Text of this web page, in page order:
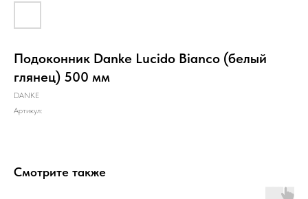
Подоконник Danke Lucido Bianco (белый
глянец) 500 мм
DANKE
Артикул:
Смотрите также